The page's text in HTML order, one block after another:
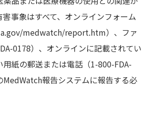
事象はすべて、オンラインフォーム
medwatch/report.htm）、ファ
0178）、オンラインに記載されてい
用紙の郵送または電話（1-800-FDA-
MedWatch報告システムに報告する必